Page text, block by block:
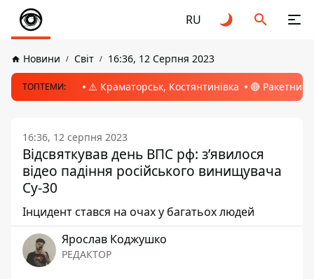
RU
Новини Світ 16:36, 12 Серпня 2023
ТОПТЕМИ: ⚠️ Краматорськ, Костянтинівка 🔴 Ракетний
16:36, 12 серпня 2023
Відсвяткував день ВПС рф: з’явилося
відео падіння російського винищувача
Су-30
Інцидент стався на очах у багатьох людей
Ярослав Коджушко
РЕДАКТОР